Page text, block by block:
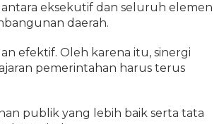
eksekutif dan seluruh elemen
daerah.
efektif. Oleh karena itu, sinergi
pemerintahan harus terus
publik yang lebih baik serta tata